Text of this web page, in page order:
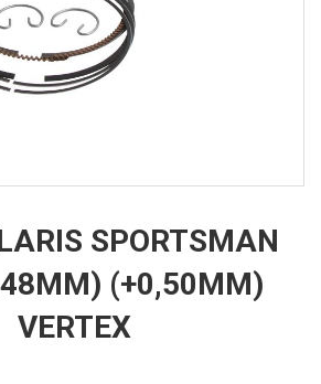
SPORTSMAN
(+0,50MM)
VERTEX